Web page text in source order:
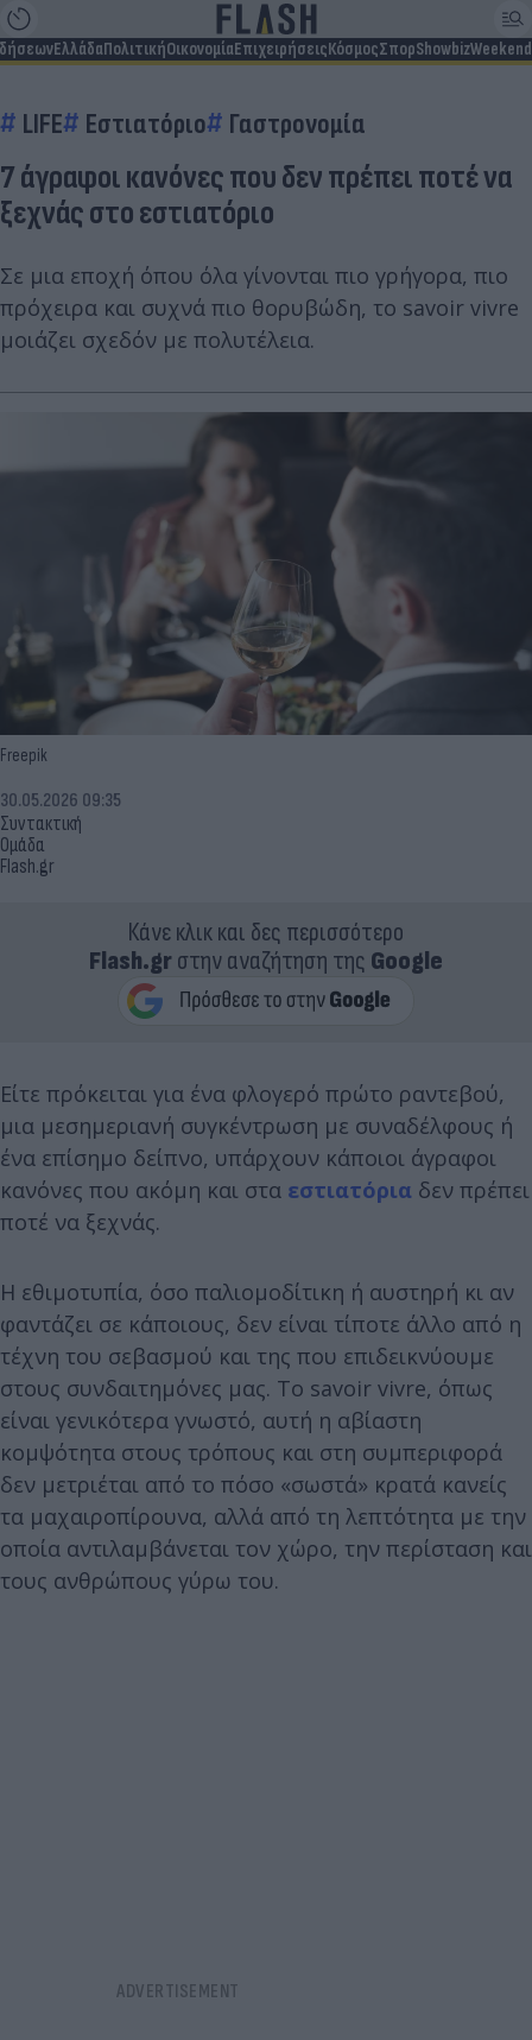
ΕλλάδαΠολιτικήΟικονομίαΕπιχειρήσειςΚόσμοςΣπορShowbizWeekend
LIFE Εστιατόριο Γαστρονομία
7 άγραφοι κανόνες που δεν πρέπει ποτέ να
ξεχνάς στο εστιατόριο
Σε μια εποχή όπου όλα γίνονται πιο γρήγορα, πιο
πρόχειρα και συχνά πιο θορυβώδη, το savoir vivre
μοιάζει σχεδόν με πολυτέλεια.
Freepik
Συντακτική
Ομάδα
Flash.gr
30.05.2026 09:35
Κάνε κλικ και δες περισσότερο
Flash.grστην αναζήτηση της Google
Είτε πρόκειται για ένα φλογερό πρώτο ραντεβού,
μια μεσημεριανή συγκέντρωση με συναδέλφους ή
ένα επίσημο δείπνο, υπάρχουν κάποιοι άγραφοι
κανόνες που ακόμη και στα εστιατόρια δεν πρέπει
ποτέ να ξεχνάς.
Η εθιμοτυπία, όσο παλιομοδίτικη ή αυστηρή κι αν
φαντάζει σε κάποιους, δεν είναι τίποτε άλλο από η
τέχνη του σεβασμού και της που επιδεικνύουμε
στους συνδαιτημόνες μας. Το savoir vivre, όπως
είναι γενικότερα γνωστό, αυτή η αβίαστη
κομψότητα στους τρόπους και στη συμπεριφορά
δεν μετριέται από το πόσο «σωστά» κρατά κανείς
τα μαχαιροπίρουνα, αλλά από τη λεπτότητα με την
οποία αντιλαμβάνεται τον χώρο, την περίσταση και
τους ανθρώπους γύρω του.